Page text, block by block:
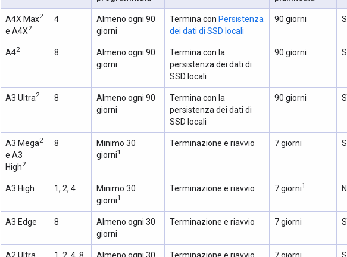
A4X Max2
e A4X2
4
Almeno ogni 90
giorni
Termina con Persistenza
dei dati di SSD locali
90 giorni
A42 8
Almeno ogni 90
giorni
Termina con la
persistenza dei dati di
SSD locali
90 giorni
A3 Ultra2 8
Almeno ogni 90
giorni
Termina con la
persistenza dei dati di
SSD locali
90 giorni
A3 Mega2
e A3
High2
8
Minimo 30
giorni1
Terminazione e riavvio 7 giorni
A3 High 1, 2, 4
Minimo 30
giorni1
Terminazione e riavvio 7 giorni1
A3 Edge 8
Almeno ogni 30
giorni
Terminazione e riavvio 7 giorni